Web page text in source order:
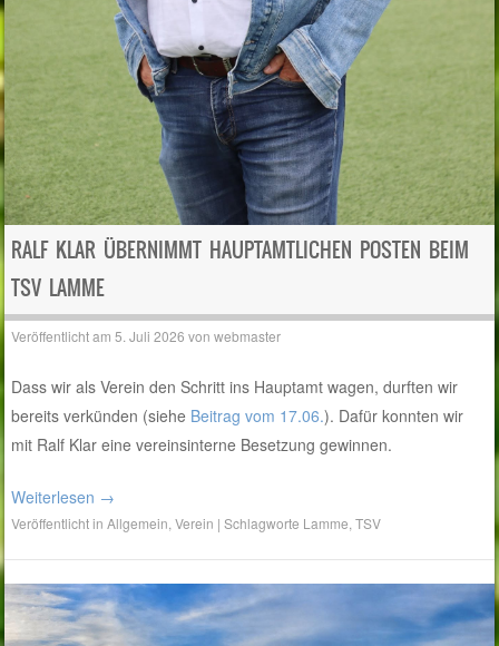
RALF KLAR ÜBERNIMMT HAUPTAMTLICHEN POSTEN BEIM
TSV LAMME
Veröffentlicht am5. Juli 2026 vonwebmaster
Dass wir als Verein den Schritt ins Hauptamt wagen, durften wir
bereits verkünden (siehe Beitrag vom 17.06.). Dafür konnten wir
mit Ralf Klar eine vereinsinterne Besetzung gewinnen.
Weiterlesen →
Veröffentlicht inAllgemein,Verein |Schlagworte Lamme,TSV